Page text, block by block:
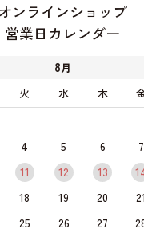
オンラインショップ
営業日カレンダー
8月
火 水 木
4 5 6 7
11 12 13
18 19 20 21
25 26 27